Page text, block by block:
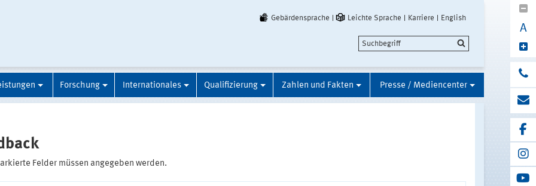
Gebärdensprache Leichte Sprache Karriere English
A
Forschung Internationales Qualifizierung Zahlen und Fakten Presse / Mediencenter
Felder müssen angegeben werden.